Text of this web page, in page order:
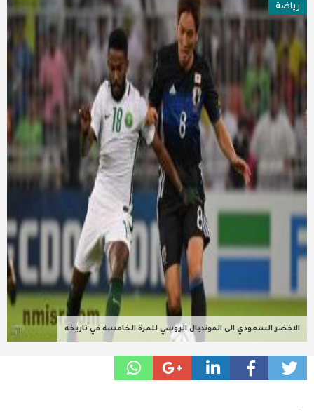
رياضة
الاخضر السعودي الى المونديال الروسي للمرة الخامسة في تاريخه
فن وثقافة
عربية ودولية
تقنيات
تحقيقات صحفية
مقالات
عامة ومنوعات
طب وصحة